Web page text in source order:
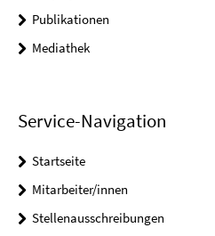
Publikationen
Mediathek
Service-Navigation
Startseite
Mitarbeiter/innen
Stellenausschreibungen